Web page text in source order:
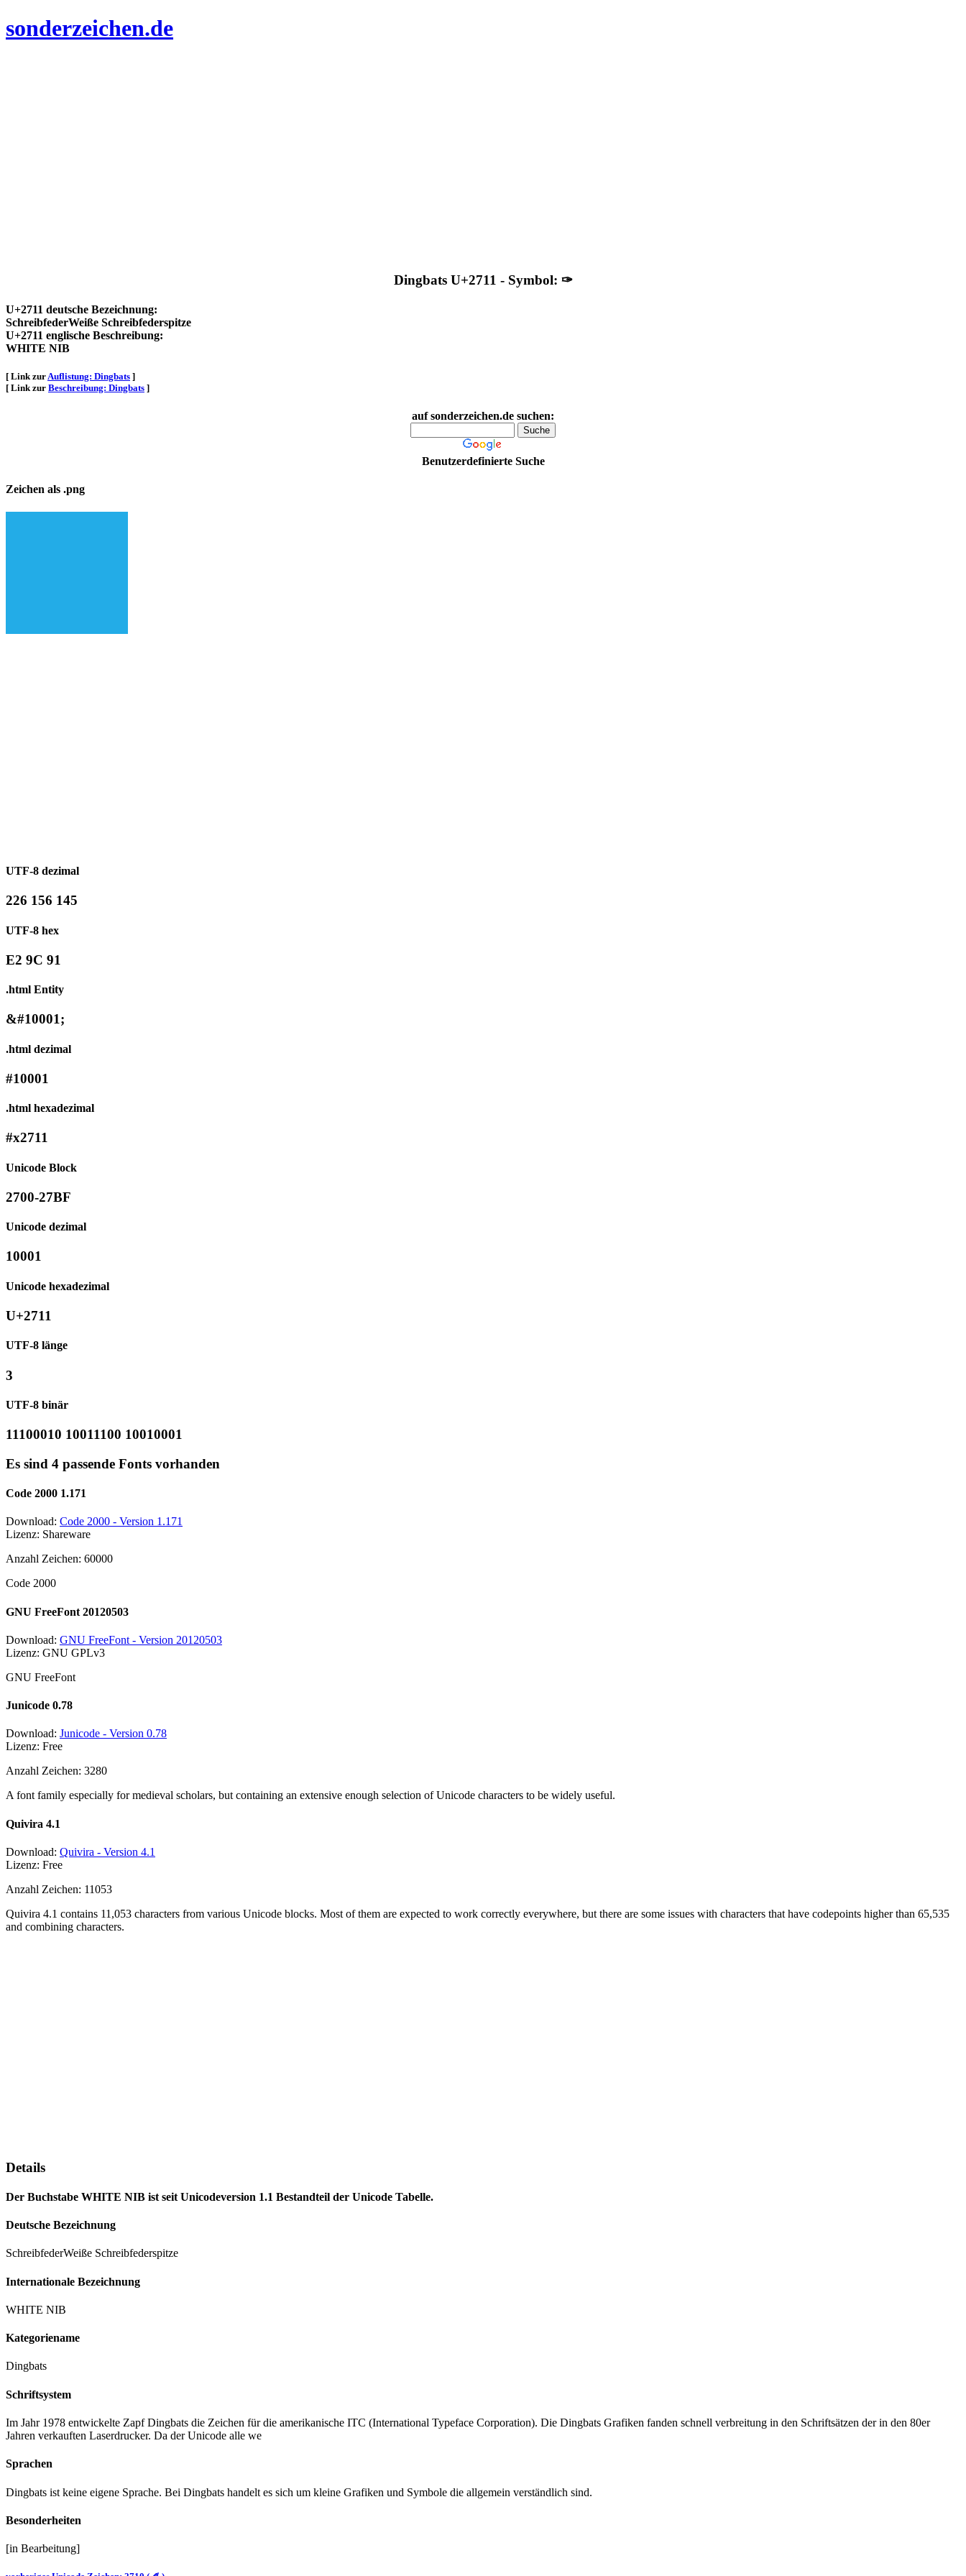
sonderzeichen.de
Dingbats U+2711 - Symbol: ✑
U+2711 deutsche Bezeichnung:
SchreibfederWeiße Schreibfederspitze
U+2711 englische Beschreibung:
WHITE NIB
[ Link zurAuflistung: Dingbats ]
[ Link zur Beschreibung: Dingbats ]
auf sonderzeichen.de suchen:
Benutzerdefinierte Suche
Zeichen als .png
UTF-8 dezimal
226 156 145
UTF-8 hex
E2 9C 91
.html Entity
&#10001;
.html dezimal
#10001
.html hexadezimal
#x2711
Unicode Block
2700-27BF
Unicode dezimal
10001
Unicode hexadezimal
U+2711
UTF-8 länge
3
UTF-8 binär
11100010 10011100 10010001
Es sind 4 passende Fonts vorhanden
Code 2000 1.171
Download: Code 2000 - Version 1.171
Lizenz: Shareware
Anzahl Zeichen: 60000
Code 2000
GNU FreeFont 20120503
Download: GNU FreeFont - Version 20120503
Lizenz: GNU GPLv3
GNU FreeFont
Junicode 0.78
Download: Junicode - Version 0.78
Lizenz: Free
Anzahl Zeichen: 3280
A font family especially for medieval scholars, but containing an extensive enough selection of Unicode characters to be widely useful.
Quivira 4.1
Download: Quivira - Version 4.1
Lizenz: Free
Anzahl Zeichen: 11053
Quivira 4.1 contains 11,053 characters from various Unicode blocks. Most of them are expected to work correctly everywhere, but there are some issues with characters that have codepoints higher than 65,535
and combining characters.
Details
Der Buchstabe WHITE NIB ist seit Unicodeversion 1.1 Bestandteil der Unicode Tabelle.
Deutsche Bezeichnung
SchreibfederWeiße Schreibfederspitze
Internationale Bezeichnung
WHITE NIB
Kategoriename
Dingbats
Schriftsystem
Im Jahr 1978 entwickelte Zapf Dingbats die Zeichen für die amerikanische ITC (International Typeface Corporation). Die Dingbats Grafiken fanden schnell verbreitung in den Schriftsätzen der in den 80er
Jahren verkauften Laserdrucker. Da der Unicode alle we
Sprachen
Dingbats ist keine eigene Sprache. Bei Dingbats handelt es sich um kleine Grafiken und Symbole die allgemein verständlich sind.
Besonderheiten
[in Bearbeitung]